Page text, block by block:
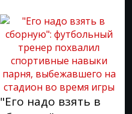
"Его надо взять в